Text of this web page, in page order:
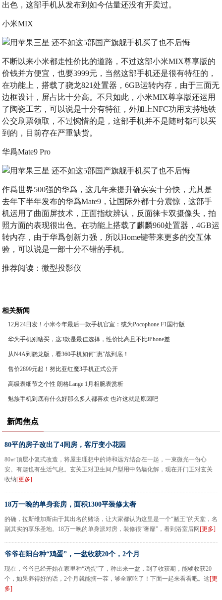
出色，这部手机从发布到如今估量还没有开卖过。
小米MIX
不断以来小米都走性价比的道路，不过这部小米MIX尊享版的
价钱并方便宜，也要3999元，当然这部手机还是很有特征的，
在功能上，搭载了骁龙821处置器，6GB运转内存，由于三面无
边框设计，屏占比十分高。不只如此，小米MIX尊享版还运用
了陶瓷工艺，可以说是十分有特征，外加上NFC功用支持地铁
公交刷票领取，不过惋惜的是，这部手机并不是随时都可以买
到的，目前存在严重缺货。
华爲Mate9 Pro
作爲世界500强的华爲，这几年来提升确实实十分快，尤其是
去年下半年发布的华爲Mate9，让国际外都十分震惊，这部手
机运用了曲面屏技术，正面指纹辨认，反面徕卡双摄像头，拍
照方面的表现很出色。在功能上搭载了麒麟960处置器，4GB运
转内存，由于华爲创新力强，所以Home键带来更多的交互体
验，可以说是一部十分不错的手机。
推荐阅读：微型投影仪
相关新闻
12月24日发！小米今年最后一款手机官宣：或为Pocophone F1国行版
华为手机别瞎买，这3款是最佳选择，性价比高且不比iPhone差
从N4A到骁龙版，看360手机如何“惠”战到底！
售价2899元起！努比亚红魔3手机正式公开
高级表细节之个性 朗格Lange 1月相腕表赏析
魅族手机到底有什么好那么多人都喜欢 也许这就是原因吧
新闻焦点
80平的房子改出了4间房，客厅变小花园
80㎡顶层小复式改造，将屋主理想中的诗和远方结合在一起，一束微光一份心
安。有趣也有生活气息。玄关正对卫生间户型用中岛墙化解，现在开门正对玄关
收纳[更多]
18万一晚的单身套房，面积1300平装修太奢
的确，拉斯维加斯由于其出名的赌场，让大家都认为这里是一个“赌王”的天堂，名
副其实的享乐圣地。18万一晚的单身派对房，装修很“奢靡”，看到浴室后网 [更多]
爷爷在阳台种“鸡蛋”，一盆收获20个，2个月
现在，爷爷已经开始在家里种“鸡蛋”了，种出来一盆，到了收获期，能够收获20
个，如果养得好的话，2个月就能摘一茬，够全家吃了！下面一起来看看吧。这[更
多]